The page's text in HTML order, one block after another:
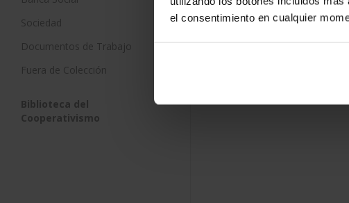
el consentimiento en cualquier
Sociedad
Documentos de Trabajo
Fuera de Colección
Biblioteca del
Cooperativismo